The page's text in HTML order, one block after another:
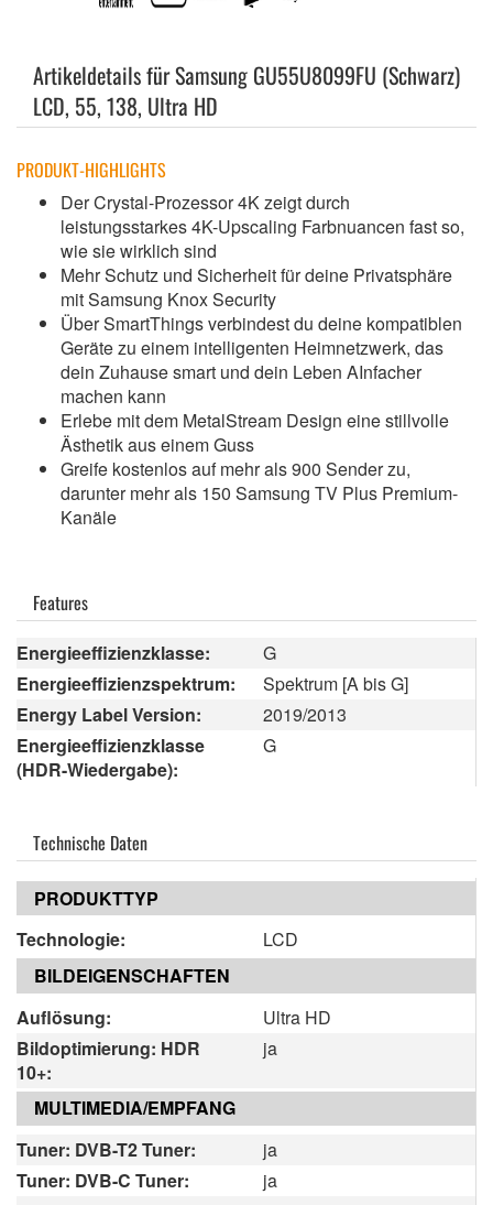
Artikeldetails für Samsung GU55U8099FU (Schwarz)
LCD, 55, 138, Ultra HD
PRODUKT-HIGHLIGHTS
Der Crystal-Prozessor 4K zeigt durch
leistungsstarkes 4K-Upscaling Farbnuancen fast so,
wie sie wirklich sind
Mehr Schutz und Sicherheit für deine Privatsphäre
mit Samsung Knox Security
Über SmartThings verbindest du deine kompatiblen
Geräte zu einem intelligenten Heimnetzwerk, das
dein Zuhause smart und dein Leben AInfacher
machen kann
Erlebe mit dem MetalStream Design eine stillvolle
Ästhetik aus einem Guss
Greife kostenlos auf mehr als 900 Sender zu,
darunter mehr als 150 Samsung TV Plus Premium-
Kanäle
Features
Energieeffizienzklasse:
G
Energieeffizienzspektrum:
Spektrum [A bis G]
Energy Label Version:
2019/2013
Energieeffizienzklasse
(HDR-Wiedergabe):
G
Technische Daten
PRODUKTTYP
Technologie:
LCD
BILDEIGENSCHAFTEN
Auflösung:
Ultra HD
Bildoptimierung: HDR
10+:
ja
MULTIMEDIA/EMPFANG
Tuner: DVB-T2 Tuner:
ja
Tuner: DVB-C Tuner:
ja